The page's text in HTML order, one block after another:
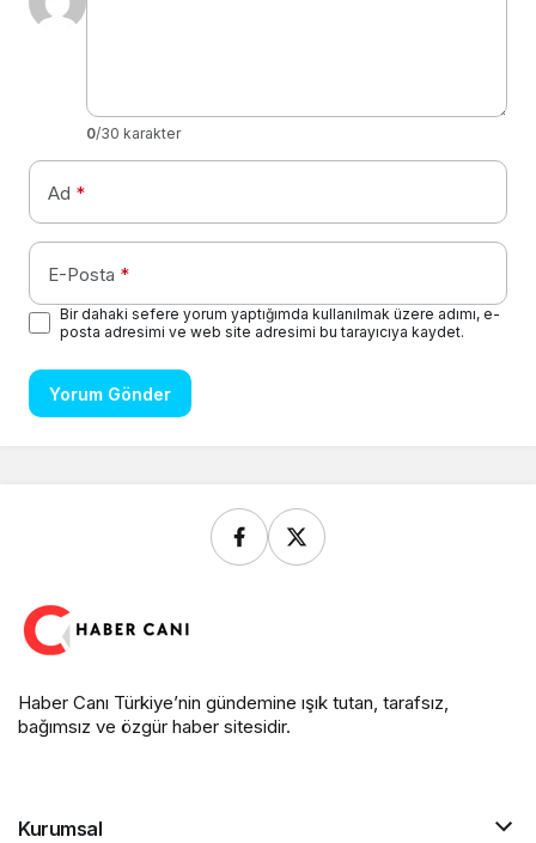
0/30 karakter
Ad *
E-Posta *
Bir dahaki sefere yorum yaptığımda kullanılmak üzere adımı, e-
posta adresimi ve web site adresimi bu tarayıcıya kaydet.
Yorum Gönder
Haber Canı Türkiye’nin gündemine ışık tutan, tarafsız,
bağımsız ve özgür haber sitesidir.
Kurumsal